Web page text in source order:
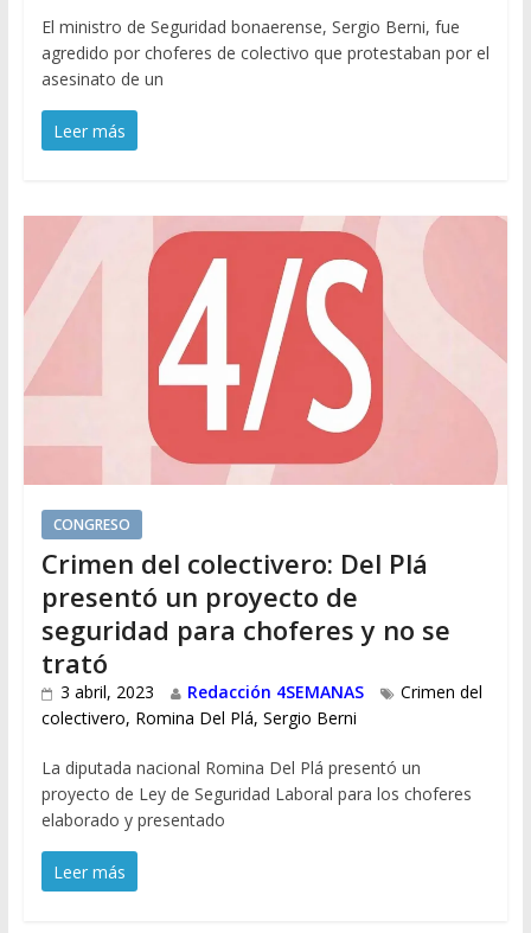
El ministro de Seguridad bonaerense, Sergio Berni, fue
agredido por choferes de colectivo que protestaban por el
asesinato de un
Leer más
CONGRESO
Crimen del colectivero: Del Plá
presentó un proyecto de
seguridad para choferes y no se
trató
3 abril, 2023 Redacción 4SEMANAS
Crimen del
colectivero, Romina Del Plá, Sergio Berni
La diputada nacional Romina Del Plá presentó un
proyecto de Ley de Seguridad Laboral para los choferes
elaborado y presentado
Leer más